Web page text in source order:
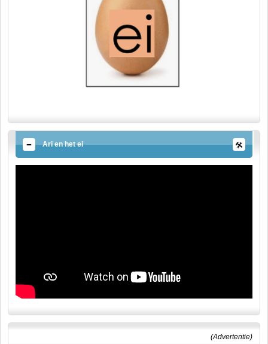
Ari en het ei
(Advertentie)